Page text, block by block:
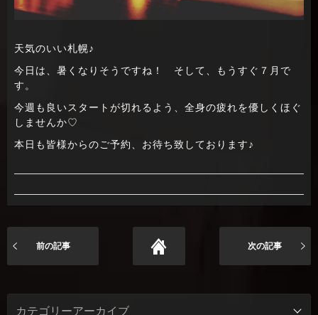
天気のいい札幌♪
今日は、暑くなりそうですね！ そして、もうすぐ７月で
す。
今週も良いスタートが切れるよう、全身の疲れを優しくほぐ
しませんか♡
本日も皆様からのご予約、お待ち致しております♪
前の記事 次の記事